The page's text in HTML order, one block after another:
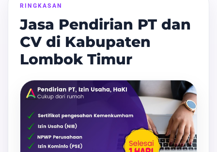
RINGKASAN
Jasa Pendirian PT dan
CV di Kabupaten
Lombok Timur